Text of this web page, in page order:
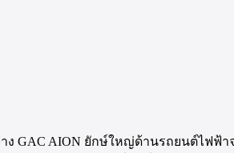
าง GAC AION ยักษ์ใหญ่ด้านรถยนต์ไฟฟ้